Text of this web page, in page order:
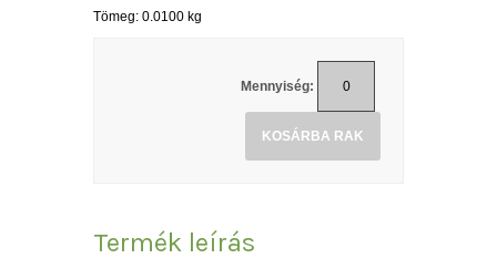
Tömeg: 0.0100 kg
Mennyiség:
KOSÁRBA RAK
Termék leírás